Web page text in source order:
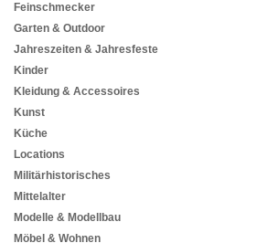
Feinschmecker
Garten & Outdoor
Jahreszeiten & Jahresfeste
Kinder
Kleidung & Accessoires
Kunst
Küche
Locations
Militärhistorisches
Mittelalter
Modelle & Modellbau
Möbel & Wohnen